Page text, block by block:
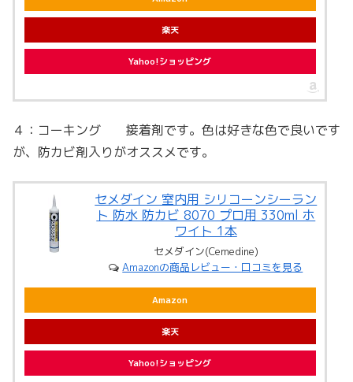
楽天
Yahoo!ショッピング
４：コーキング 接着剤です。色は好きな色で良いです
が、防カビ剤入りがオススメです。
セメダイン 室内用 シリコーンシーラン
ト 防水 防カビ 8070 プロ用 330ml ホ
ワイト 1本
セメダイン(Cemedine)
Amazonの商品レビュー・口コミを見る
Amazon
楽天
Yahoo!ショッピング